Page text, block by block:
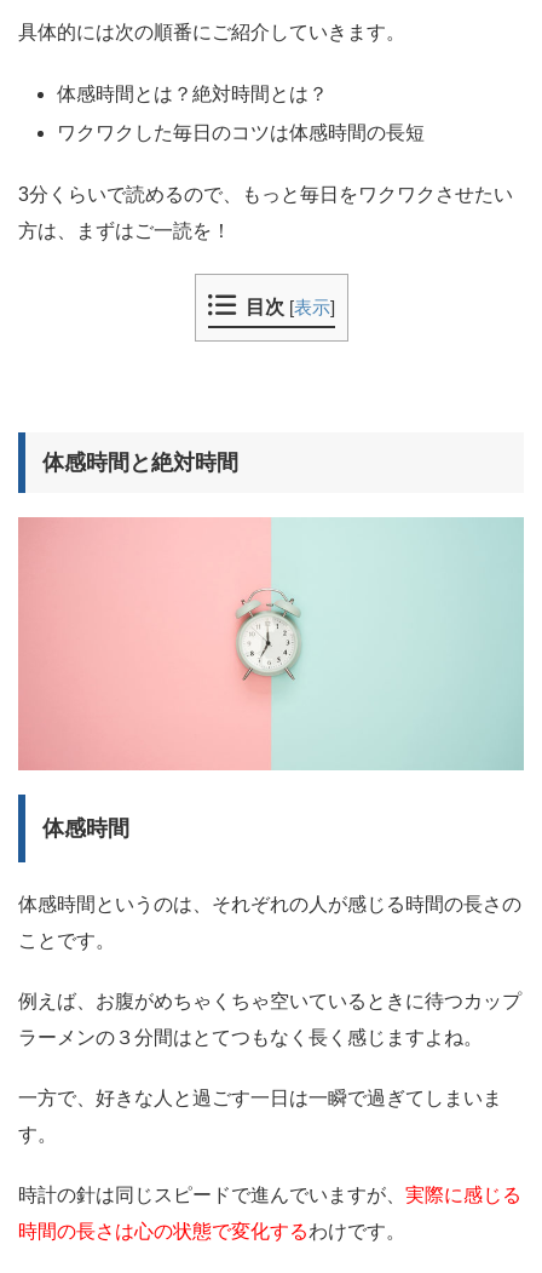
具体的には次の順番にご紹介していきます。
体感時間とは？絶対時間とは？
ワクワクした毎日のコツは体感時間の長短
3分くらいで読めるので、もっと毎日をワクワクさせたい
方は、まずはご一読を！
目次 [表示]
体感時間と絶対時間
体感時間
体感時間というのは、それぞれの人が感じる時間の長さの
ことです。
例えば、お腹がめちゃくちゃ空いているときに待つカップ
ラーメンの３分間はとてつもなく長く感じますよね。
一方で、好きな人と過ごす一日は一瞬で過ぎてしまいま
す。
時計の針は同じスピードで進んでいますが、 実際に感じる
時間の長さは心の状態で変化するわけです。